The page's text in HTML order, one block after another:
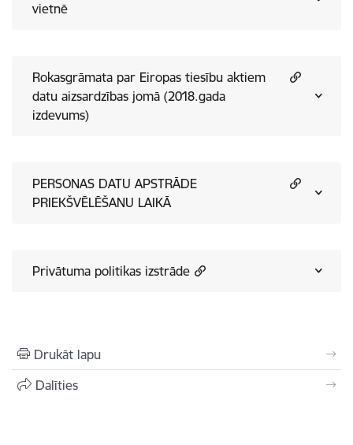
vietnē
Rokasgrāmata par Eiropas tiesību aktiem
datu aizsardzības jomā (2018.gada
izdevums)
PERSONAS DATU APSTRĀDE
PRIEKŠVĒLĒŠANU LAIKĀ
Privātuma politikas izstrāde
Drukāt lapu
Dalīties